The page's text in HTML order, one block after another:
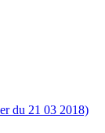
du 21 03 2018)